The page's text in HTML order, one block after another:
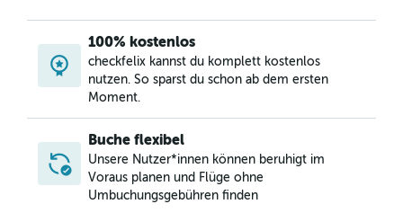
Flüge von Wien nach Houston George Bush Intercont
Flüge von Wien nach Oakland
Flüge von Wien nach New Orleans
Flüge von Wien nach Cleveland
Flüge von Wien nach Kahului
100% kostenlos
checkfelix kannst du komplett kostenlos
nutzen. So sparst du schon ab dem ersten
Moment.
Buche flexibel
Unsere Nutzer*innen können beruhigt im
Voraus planen und Flüge ohne
Umbuchungsgebühren finden